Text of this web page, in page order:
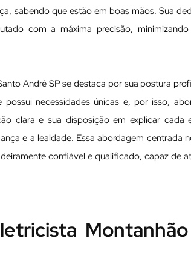
sabendo que estão em boas mãos. Sua
com a máxima precisão,
André SP se destaca por sua postura
necessidades únicas e, por isso,
clara e sua disposição em explicar cada
e a lealdade. Essa abordagem centrada
confiável e qualificado, capaz de